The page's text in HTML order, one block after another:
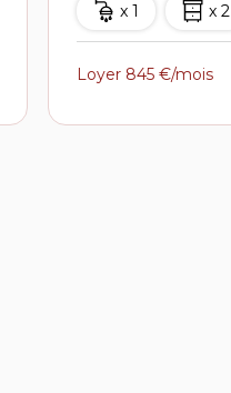
x 1 x 2
Loyer 845 €/mois